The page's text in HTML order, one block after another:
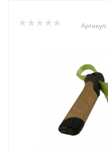
Артикул: